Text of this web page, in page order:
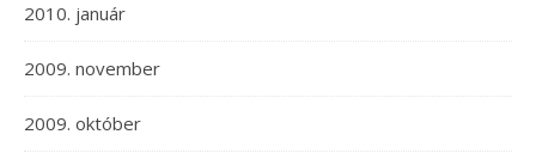
2010. január
2009. november
2009. október